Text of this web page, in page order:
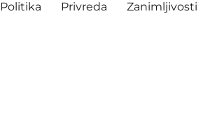
Politika Privreda Zanimljivosti